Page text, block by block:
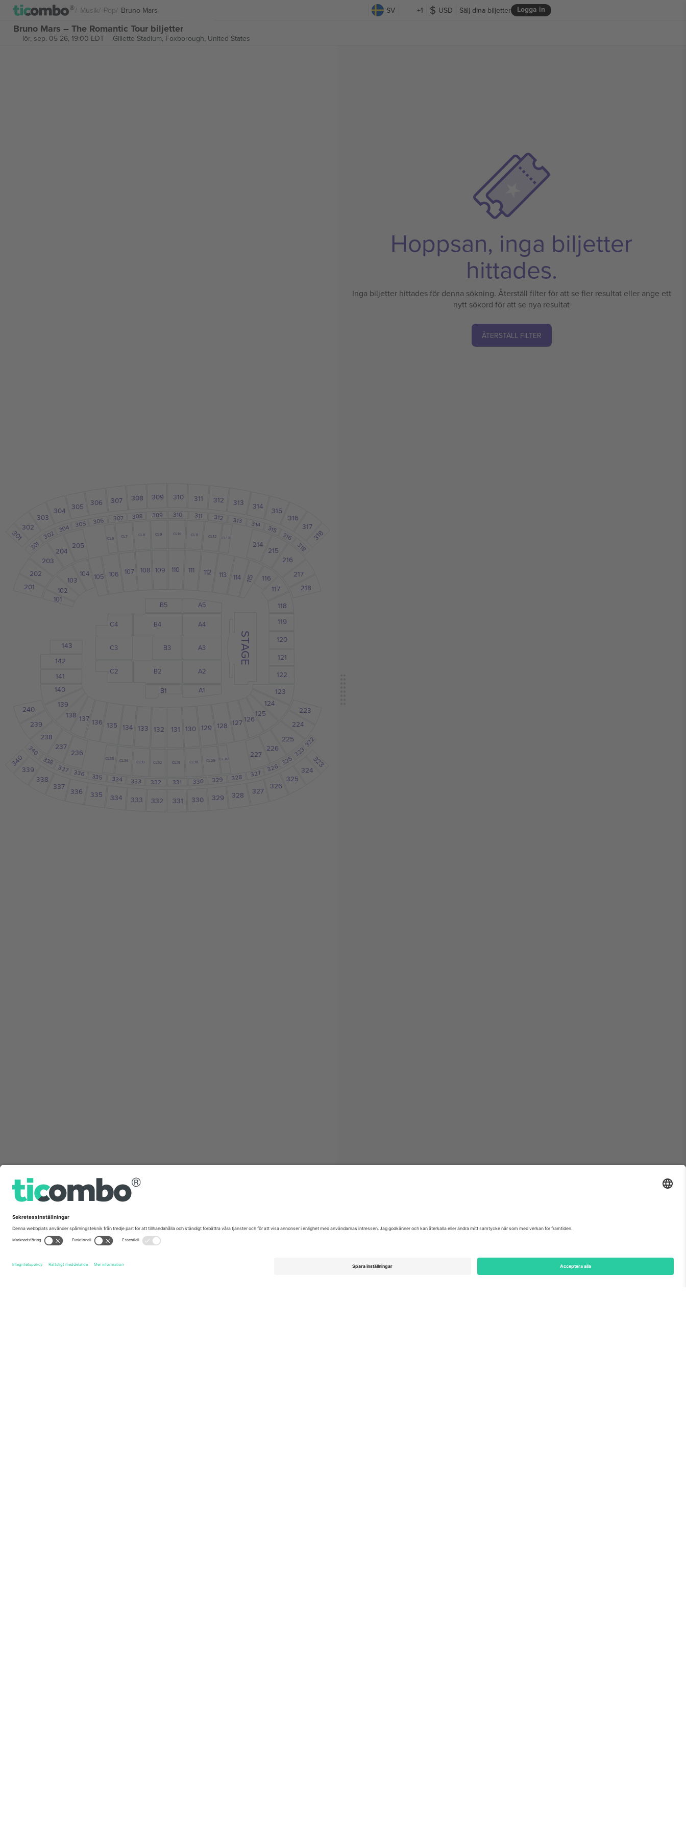
Musik Pop Bruno Mars SV +1 USD Logga in
Sälj dina biljetter
Bruno Mars – The Romantic Tour biljetter
lör, sep. 05 26, 19:00 EDT Gillette Stadium, Foxborough, United States
C4
C3
C2
B1
B2
B3
B4
B5 A5
A4
A3
A2
A1
104 105 106 107 108 109 110 111 112 113
137 136 135 134 133 132 131 130 128
129
103
138
102
101
140
139
141
142
143
205
236
204
237
203
238
202
201
240
239
CL35 CL34 CL33 CL32 CL31 CL30 CL29 CL28
CL13
CL12
CL11
CL10
CL9
CL8
CL7
CL6
305
305
306
306
307
307
308
308
309
309
310
310
311
311
312
312
313
313
337
337
336
336
335
335
334
334
333
333
332
332
331
331
330
330
329
329
328
328
303
304
304
338
338
302
302
301
301
339
340
340
114
127 126
115
125
116
124
123
117
118
122
121
120
119
314
327
327
314
227
326
326
214
315
315
215
316
316
216
226
225
317
318
318
325
325
324
323
323
322
217
218
224
223
STAGE
Hoppsan, inga biljetter
hittades.
Inga biljetter hittades för denna sökning. Återställ filter för att se fler resultat eller ange ett
nytt sökord för att se nya resultat
ÅTERSTÄLL FILTER